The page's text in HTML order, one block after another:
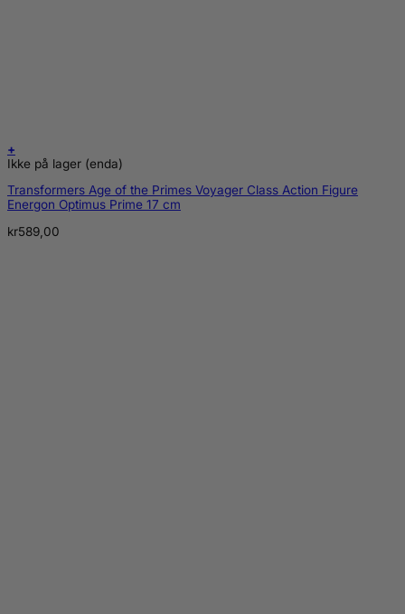
+
Ikke på lager (enda)
Transformers Age of the Primes Voyager Class Action Figure
Energon Optimus Prime 17 cm
kr589,00